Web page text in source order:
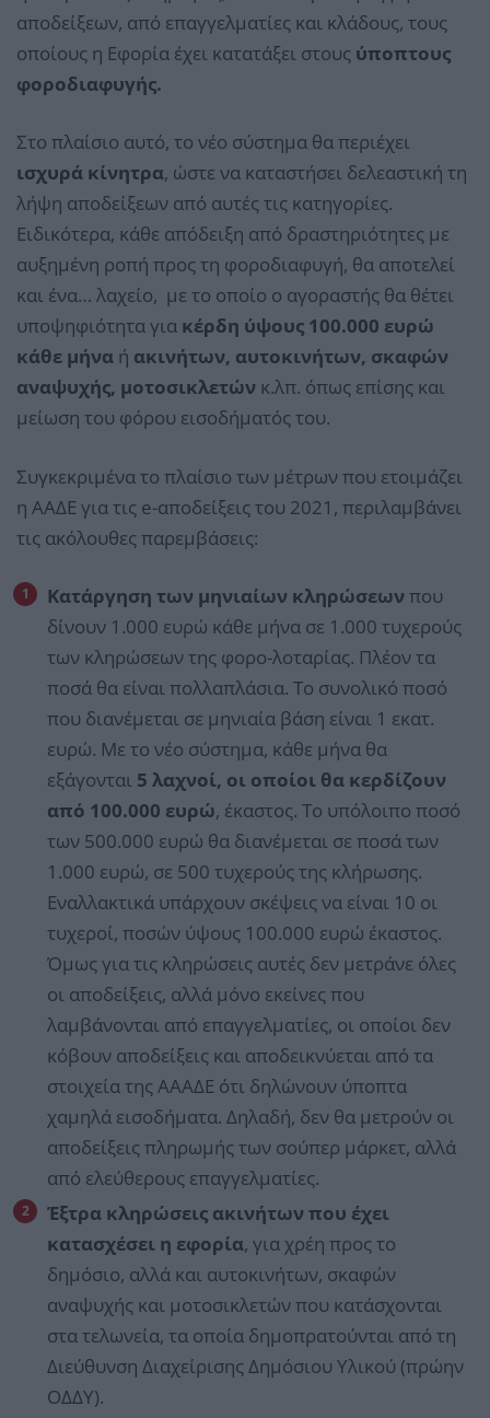
αποδείξεων, από επαγγελματίες και κλάδους, τους
οποίους η Εφορία έχει κατατάξει στους ύποπτους
φοροδιαφυγής.
Στο πλαίσιο αυτό, το νέο σύστημα θα περιέχει
ισχυρά κίνητρα, ώστε να καταστήσει δελεαστική τη
λήψη αποδείξεων από αυτές τις κατηγορίες.
Ειδικότερα, κάθε απόδειξη από δραστηριότητες με
αυξημένη ροπή προς τη φοροδιαφυγή, θα αποτελεί
και ένα… λαχείο, με το οποίο ο αγοραστής θα θέτει
υποψηφιότητα για κέρδη ύψους 100.000 ευρώ
κάθε μήνα ή ακινήτων, αυτοκινήτων, σκαφών
αναψυχής, μοτοσικλετών κ.λπ. όπως επίσης και
μείωση του φόρου εισοδήματός του.
Συγκεκριμένα το πλαίσιο των μέτρων που ετοιμάζει
η ΑΑΔΕ για τις e-αποδείξεις του 2021, περιλαμβάνει
τις ακόλουθες παρεμβάσεις:
Κατάργηση των μηνιαίων κληρώσεων που
δίνουν 1.000 ευρώ κάθε μήνα σε 1.000 τυχερούς
των κληρώσεων της φορο-λοταρίας. Πλέον τα
ποσά θα είναι πολλαπλάσια. Το συνολικό ποσό
που διανέμεται σε μηνιαία βάση είναι 1 εκατ.
ευρώ. Με το νέο σύστημα, κάθε μήνα θα
εξάγονται 5 λαχνοί, οι οποίοι θα κερδίζουν
από 100.000 ευρώ, έκαστος. Το υπόλοιπο ποσό
των 500.000 ευρώ θα διανέμεται σε ποσά των
1.000 ευρώ, σε 500 τυχερούς της κλήρωσης.
Εναλλακτικά υπάρχουν σκέψεις να είναι 10 οι
τυχεροί, ποσών ύψους 100.000 ευρώ έκαστος.
Όμως για τις κληρώσεις αυτές δεν μετράνε όλες
οι αποδείξεις, αλλά μόνο εκείνες που
λαμβάνονται από επαγγελματίες, οι οποίοι δεν
κόβουν αποδείξεις και αποδεικνύεται από τα
στοιχεία της ΑΑΑΔΕ ότι δηλώνουν ύποπτα
χαμηλά εισοδήματα. Δηλαδή, δεν θα μετρούν οι
αποδείξεις πληρωμής των σούπερ μάρκετ, αλλά
από ελεύθερους επαγγελματίες.
Έξτρα κληρώσεις ακινήτων που έχει
κατασχέσει η εφορία, για χρέη προς το
δημόσιο, αλλά και αυτοκινήτων, σκαφών
αναψυχής και μοτοσικλετών που κατάσχονται
στα τελωνεία, τα οποία δημοπρατούνται από τη
Διεύθυνση Διαχείρισης Δημόσιου Υλικού (πρώην
ΟΔΔΥ).